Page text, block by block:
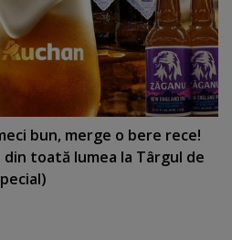
bun, merge o bere rece!
toată lumea la Târgul de